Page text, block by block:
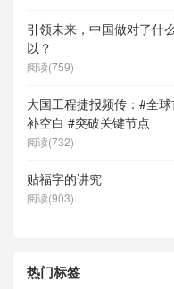
引领未来，中国做对了什
以？
阅读(759)
大国工程捷报频传：#全
补空白 #突破关键节点
阅读(732)
贴福字的讲究
阅读(903)
热门标签